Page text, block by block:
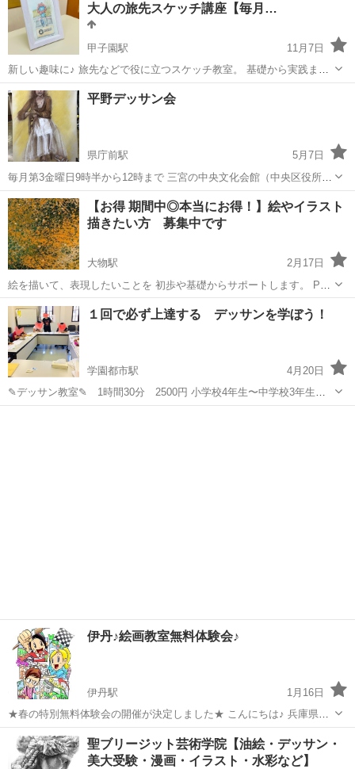
大人の旅先スケッチ講座【毎月…
甲子園駅
11月7日
新しい趣味に♪ 旅先などで役に立つスケッチ教室。 基礎から実践まで
丁寧に指導。 絵に自信がなくても大丈夫！ 教室では、旅先などで目に
する風景や建物、身の周りの家具や小物、植栽などを、鉛筆と紙を使
兵庫 西宮市 甲子園駅 デッサン
平野デッサン会
県庁前駅
5月7日
毎月第3金曜日9時半から12時まで 三宮の中央文化会館（中央区役所9
階）美術室にて いろいろなモデルさんを描きます 指導者いないので好
きなように、楽しく、のびのびと描いてます。 絵を習ってる人達の練
習場所と、お使いく...
兵庫 神戸市 県庁前駅 デッサン 文化会館
【お得 期間中◎本当にお得！】絵やイラスト
描きたい方 募集中です
大物駅
2月17日
絵を描いて、表現したいことを 初歩や基礎からサポートします。 PC
作業も希望があれば。 美大受験対策なども。 教員&学芸員資格持ちの
講師が授業をします。 プレオープン期間料金 ↓↓ 入会金 ...
兵庫 尼崎市 大物駅 デッサン 美大
１回で必ず上達する デッサンを学ぼう！
学園都市駅
4月20日
✎デッサン教室✎ 1時間30分 2500円 小学校4年生〜中学校3年生
（デッサン基礎）〜出張メゾット〜 ＊クラブ活動等お友達グループ5
伊丹♪絵画教室無料体験会♪
伊丹駅
1月16日
★春の特別無料体験会の開催が決定しました★ こんにちは♪ 兵庫県伊
丹市で絵画教室をやっている アトリエ創治朗です♪ 小さなお子さまか
ら、ご年配のかたまで 幅広く通っていただいております♪ この度春の
特別...
兵庫 伊丹市 伊丹駅 デッサン 絵画教室
聖ブリージット芸術学院【油絵・デッサン・
美大受験・漫画・イラスト・水彩など】